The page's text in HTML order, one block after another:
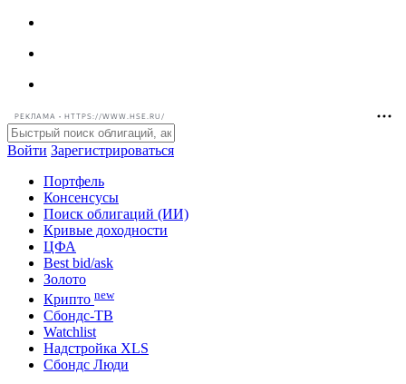
РЕКЛАМА • HTTPS://WWW.HSE.RU/
Войти Зарегистрироваться
Портфель
Консенсусы
Поиск облигаций (ИИ)
Кривые доходности
ЦФА
Best bid/ask
Золото
Крипто new